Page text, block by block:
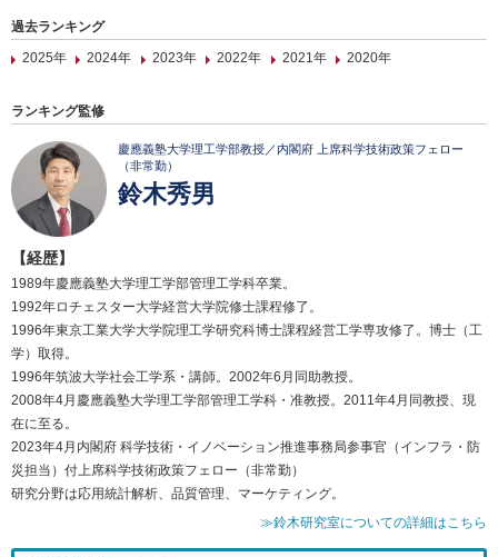
過去ランキング
2025年
2024年 2023年 2022年 2021年 2020年
ランキング監修
慶應義塾大学理工学部教授／内閣府 上席科学技術政策フェロー
（非常勤）
鈴木秀男
【経歴】
1989年慶應義塾大学理工学部管理工学科卒業。
1992年ロチェスター大学経営大学院修士課程修了。
1996年東京工業大学大学院理工学研究科博士課程経営工学専攻修了。博士（工
学）取得。
1996年筑波大学社会工学系・講師。2002年6月同助教授。
2008年4月慶應義塾大学理工学部管理工学科・准教授。2011年4月同教授、現
在に至る。
2023年4月内閣府 科学技術・イノベーション推進事務局参事官（インフラ・防
災担当）付上席科学技術政策フェロー（非常勤）
研究分野は応用統計解析、品質管理、マーケティング。
≫鈴木研究室についての詳細はこちら